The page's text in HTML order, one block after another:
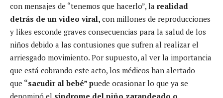
con mensajes de “tenemos que hacerlo”, la realidad
detrás de un video viral, con millones de reproducciones
y likes esconde graves consecuencias para la salud de los
niños debido a las contusiones que sufren al realizar el
arriesgado movimiento. Por supuesto, al ver la importancia
que está cobrando este acto, los médicos han alertado
que “sacudir al bebé” puede ocasionar lo que ya se
denominó el síndrome del niño zarandeado o